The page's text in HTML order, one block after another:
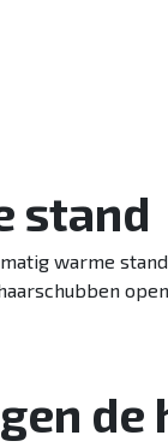
stand
warme
de